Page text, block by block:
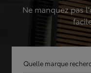
Ne manquez pas
Quelle marque